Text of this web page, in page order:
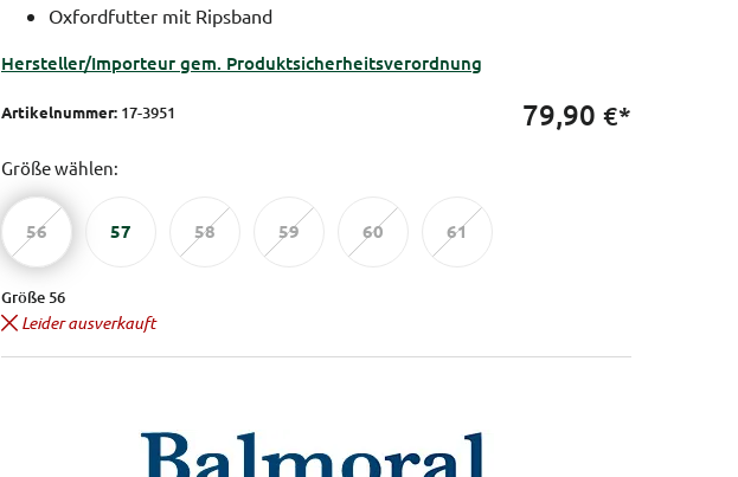
Oxfordfutter mit Ripsband
Hersteller/Importeur gem. Produktsicherheitsverordnung
Artikelnummer: 17-3951 79,90 €*
Größe wählen:
56 57 58 59 60 61
Größe 56
Leider ausverkauft